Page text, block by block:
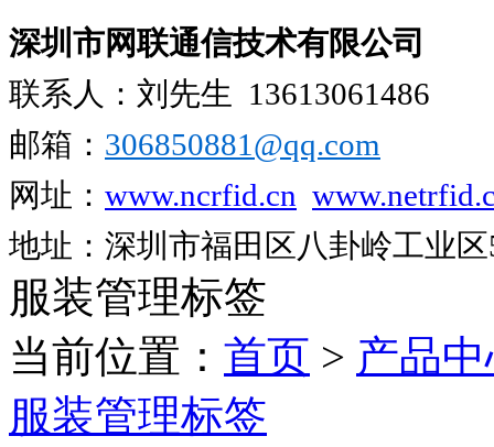
深圳市网联通信技术有限公司
联系人：刘先生 13613061486
邮箱： 306850881​@qq.com
网址： www.ncrfid.cn
地址：深圳市福田区八卦岭工业
服装管理标签
当前位置： 首页 > 产品
服装管理标签